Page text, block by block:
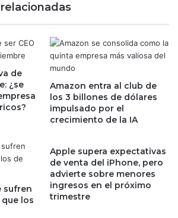
de
¿se
Amazon entra al club de
los 3 billones de dólares
impulsado por el
crecimiento de la IA
sufren
los
Apple supera expectativas
de venta del iPhone, pero
advierte sobre menores
ingresos en el próximo
trimestre